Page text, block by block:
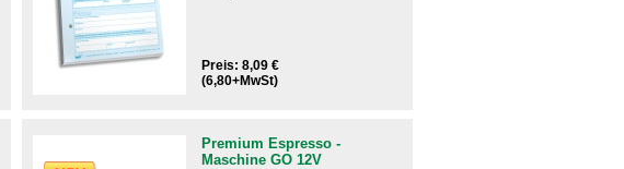
Preis: 8,09 €
(6,80+MwSt)
Premium Espresso -
Maschine GO 12V